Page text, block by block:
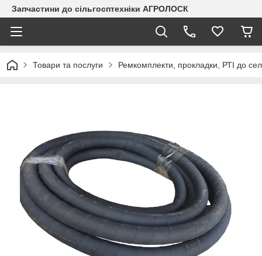
Запчастини до сільгосптехніки АГРОЛОСК
Товари та послуги Ремкомплекти, прокладки, РТІ до